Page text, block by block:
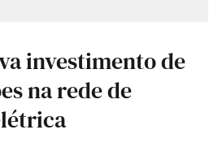
investimento de
na rede de